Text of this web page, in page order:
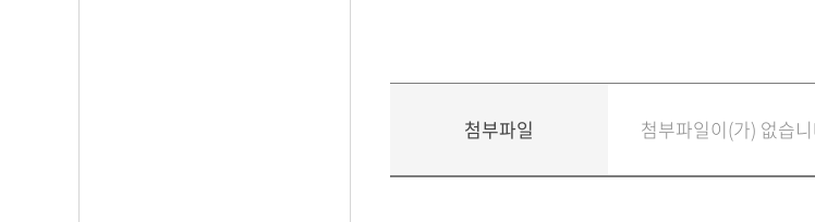
첨부파일 첨부파일이(가) 없습